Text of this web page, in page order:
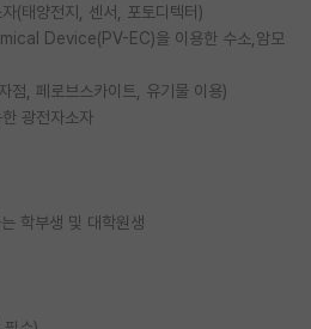
(태양전지, 센서, 포토디텍터)
Device(PV-EC)을 이용한 수소,암모
점, 페로브스카이트, 유기물 이용)
광전자소자
학부생 및 대학원생